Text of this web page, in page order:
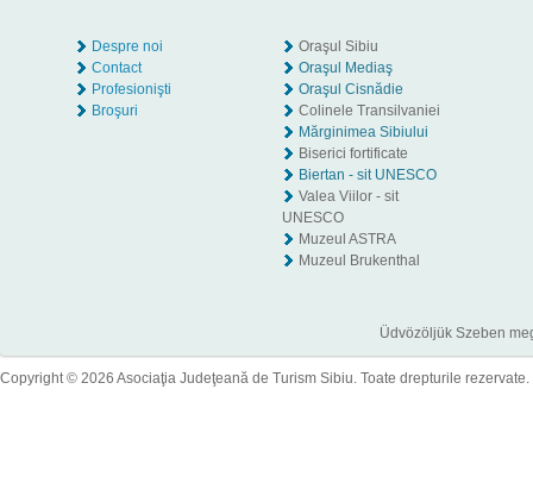
Despre noi
Contact
Profesionişti
Broşuri
Oraşul Sibiu
Oraşul Mediaş
Oraşul Cisnădie
Colinele Transilvaniei
Mărginimea Sibiului
Biserici fortificate
Biertan - sit UNESCO
Valea Viilor - sit
UNESCO
Muzeul ASTRA
Muzeul Brukenthal
Üdvözöljük Szeben
Copyright © 2026 Asociaţia Judeţeană de Turism Sibiu. Toate drepturile rezervate.